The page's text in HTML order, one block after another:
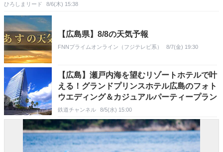
ひろしまリード 8/6(木) 15:38
【広島県】8/8の天気予報
FNNプライムオンライン（フジテレビ系） 8/7(金) 19:30
【広島】瀬戸内海を望むリゾートホテルで叶
える！グランドプリンスホテル広島のフォト
ウエディング＆カジュアルパーティープラン
鉄道チャンネル 8/5(水) 15:00